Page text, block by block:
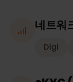
네트워
Digi